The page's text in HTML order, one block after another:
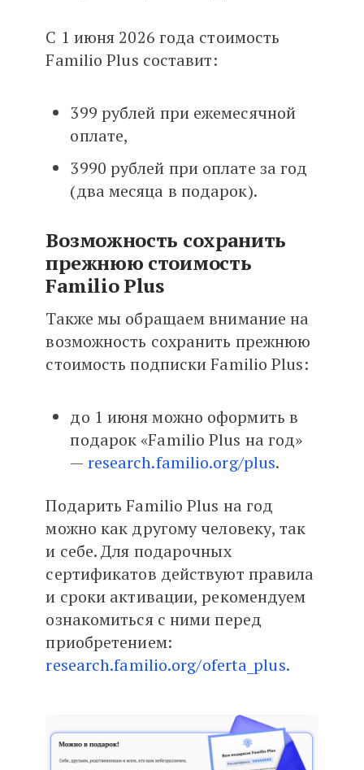
С 1 июня 2026 года стоимость
Familio Plus составит:
399 рублей при ежемесячной
оплате,
3990 рублей при оплате за год
(два месяца в подарок).
Возможность сохранить
прежнюю стоимость
Familio Plus
Также мы обращаем внимание на
возможность сохранить прежнюю
стоимость подписки Familio Plus:
до 1 июня можно оформить в
подарок «Familio Plus на год»
— research.familio.org/plus.
Подарить Familio Plus на год
можно как другому человеку, так
и себе. Для подарочных
сертификатов действуют правила
и сроки активации, рекомендуем
ознакомиться с ними перед
приобретением:
research.familio.org/oferta_plus.